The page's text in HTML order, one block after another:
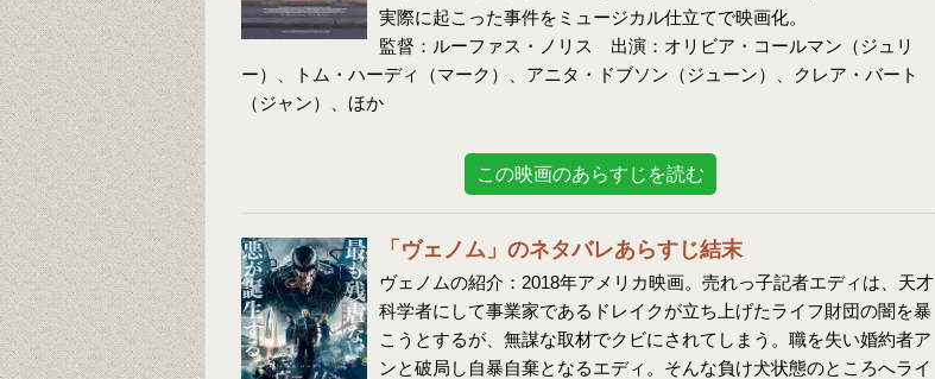
実際に起こった事件をミュージカル仕立てで映画化。
監督：ルーファス・ノリス 出演：オリビア・コールマン（ジュリ
ー）、トム・ハーディ（マーク）、アニタ・ドブソン（ジューン）、クレア・バート
（ジャン）、ほか
この映画のあらすじを読む
「ヴェノム」のネタバレあらすじ結末
ヴェノムの紹介：2018年アメリカ映画。売れっ子記者エディは、天才
科学者にして事業家であるドレイクが立ち上げたライフ財団の闇を暴
こうとするが、無謀な取材でクビにされてしまう。職を失い婚約者ア
ンと破局し自暴自棄となるエディ。そんな負け犬状態のところへライ